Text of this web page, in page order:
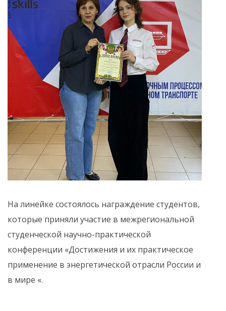
На линейке состоялось награждение студентов,
которые приняли участие в межрегиональной
студенческой научно-практической
конференции «Достижения и их практическое
применение в энергетической отрасли России и
в мире «.